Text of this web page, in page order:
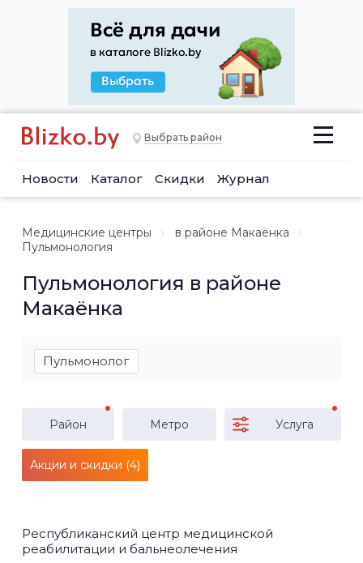
Выбрать район
Новости Каталог Скидки Журнал
Медицинские центры
в районе Макаёнка
Пульмонология
Пульмонология в районе
Макаёнка
Пульмонолог
Район Метро Услуга
Акции и скидки (4)
Республиканский центр медицинской
реабилитации и бальнеолечения